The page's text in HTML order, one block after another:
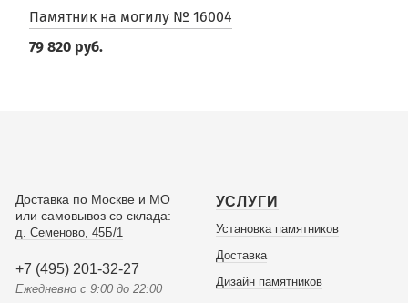
Памятник на могилу № 16004
79 820 руб.
Доставка по Москве и МО
или самовывоз со склада:
д. Семеново, 45Б/1
+7 (495) 201-32-27
Ежедневно с 9:00 до 22:00
УСЛУГИ
Установка памятников
Доставка
Дизайн памятников